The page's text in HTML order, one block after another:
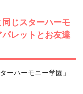
じスターハーモ
レットとお友達
ーハーモニー学園」